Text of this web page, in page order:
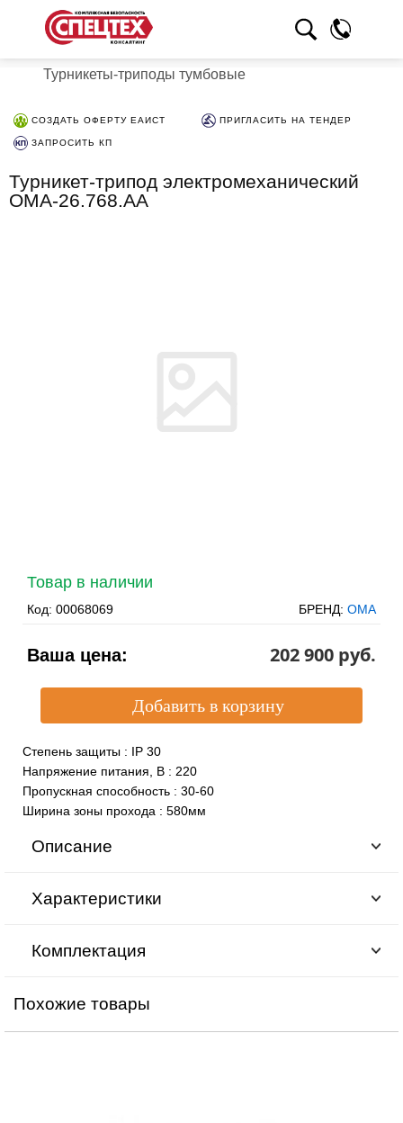
Турникеты-триподы тумбовые
СОЗДАТЬ ОФЕРТУ ЕАИСТ ПРИГЛАСИТЬ НА ТЕНДЕР
ЗАПРОСИТЬ КП
Турникет-трипод электромеханический
OMA-26.768.AA
Товар в наличии
Код: 00068069 БРЕНД: ОМА
Ваша цена: 202 900 pуб.
Степень защиты : IP 30
Напряжение питания, В : 220
Пропускная способность : 30-60
Ширина зоны прохода : 580мм
Описание
Характеристики
Комплектация
Похожие товары